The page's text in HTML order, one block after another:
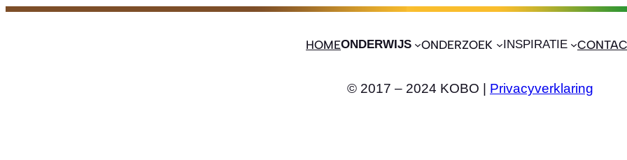
HOMEONDERWIJS ONDERZOEK INSPIRATIE
© 2017 – 2024 KOBO | Privacyverklaring